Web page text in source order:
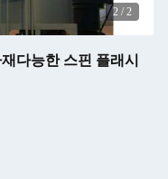
2 / 2
다능한 스핀 플래시